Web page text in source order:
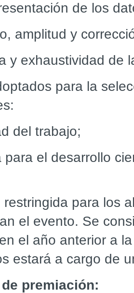
de los
amplitud y
y exhaustividad de
para la
del trabajo;
para el desarrollo
restringida para los
el evento. Se
el año anterior a
estará a cargo de
premiación: